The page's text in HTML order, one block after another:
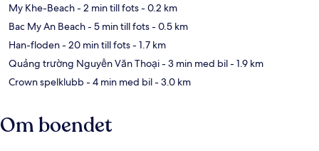
My Khe-Beach- 2 min till fots- 0.2 km
Bac My An Beach- 5 min till fots- 0.5 km
Han-floden- 20 min till fots- 1.7 km
Quảng trường Nguyễn Văn Thoại- 3 min med bil- 1.9 km
Crown spelklubb- 4 min med bil- 3.0 km
Om boendet